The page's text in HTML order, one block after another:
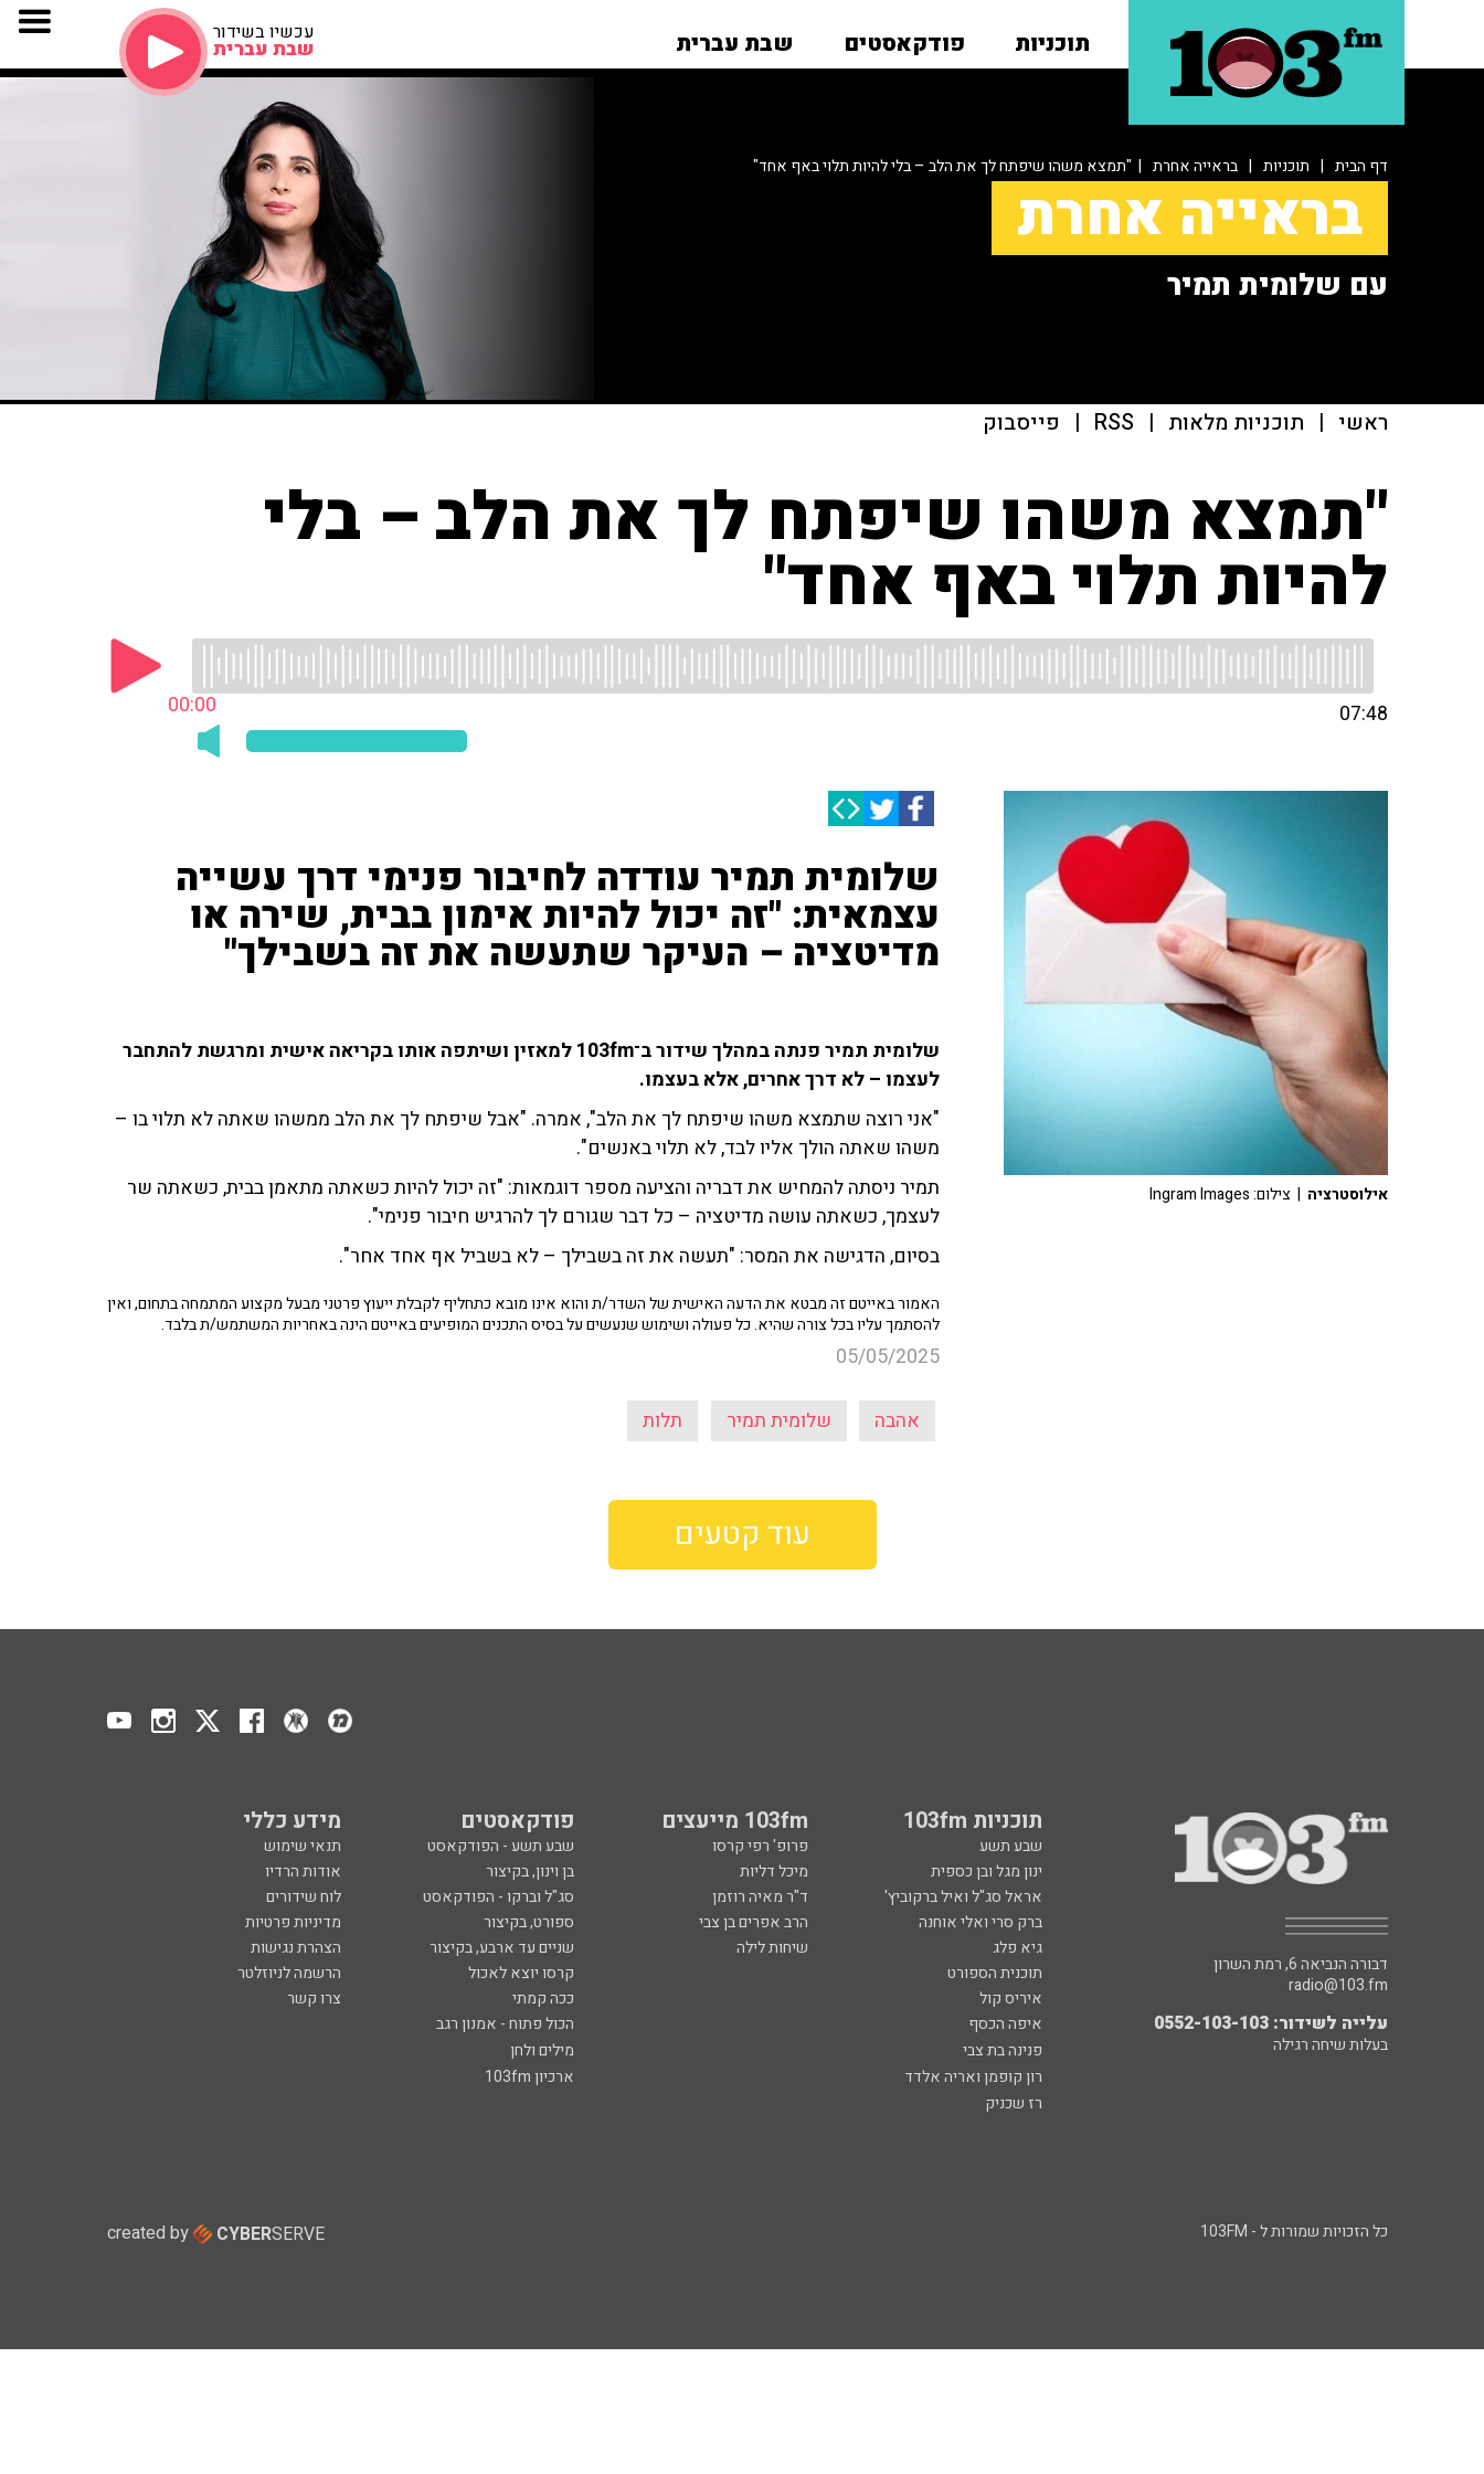
תוכניות פודקאסטים שבת עברית עכשיו בשידור
שבת עברית
דף הבית | תוכניות | בראייה אחרת | "תמצא משהו שיפתח לך את הלב – בלי להיות תלוי באף אחד"
בראייה אחרת
עם שלומית תמיר
ראשי | תוכניות מלאות |
RSS
| פייסבוק
"תמצא משהו שיפתח לך את הלב – בלי
להיות תלוי באף אחד"
00:00 07:48
שלומית תמיר עודדה לחיבור פנימי דרך עשייה
עצמאית: "זה יכול להיות אימון בבית, שירה או
מדיטציה – העיקר שתעשה את זה בשבילך"
שלומית תמיר פנתה במהלך שידור ב־103fm למאזין ושיתפה אותו בקריאה אישית ומרגשת להתחבר
לעצמו – לא דרך אחרים, אלא בעצמו.
"אני רוצה שתמצא משהו שיפתח לך את הלב", אמרה. "אבל שיפתח לך את הלב ממשהו שאתה לא תלוי בו –
משהו שאתה הולך אליו לבד, לא תלוי באנשים".
תמיר ניסתה להמחיש את דבריה והציעה מספר דוגמאות: "זה יכול להיות כשאתה מתאמן בבית, כשאתה שר
לעצמך, כשאתה עושה מדיטציה – כל דבר שגורם לך להרגיש חיבור פנימי".
בסיום, הדגישה את המסר: "תעשה את זה בשבילך – לא בשביל אף אחד אחר".
האמור באייטם זה מבטא את הדעה האישית של השדר/ת והוא אינו מובא כתחליף לקבלת ייעוץ פרטני מבעל מקצוע המתמחה בתחום, ואין
להסתמך עליו בכל צורה שהיא. כל פעולה ושימוש שנעשים על בסיס התכנים המופיעים באייטם הינה באחריות המשתמש/ת בלבד.
05/05/2025
אהבה שלומית תמיר תלות
אילוסטרציה | צילום: Ingram Images
עוד קטעים
תוכניות 103fm 103fm מייעצים פודקאסטים מידע כללי
שבע תשע פרופ' רפי קרסו שבע תשע - הפודקאסט
תנאי שימוש
ינון מגל ובן כספית
מיכל דליות בן וינון, בקיצור
אודות הרדיו
אראל סג"ל ואיל ברקוביץ'
ד"ר מאיה רוזמן סג"ל וברקו - הפודקאסט
לוח שידורים
ברק סרי ואלי אוחנה
הרב אפרים בן צבי ספורט, בקיצור
מדיניות פרטיות
גיא פלג
שיחות לילה שניים עד ארבע, בקיצור
הצהרת נגישות
תוכנית הספורט
קרסו יוצא לאכול
הרשמה לניוזלטר
איריס קול
ככה קמתי
צרו קשר
איפה הכסף
הכול פתוח - אמנון רגב
פנינה בת צבי
מילים ולחן
רון קופמן ואריה אלדד
ארכיון 103fm
רז שכניק
דבורה הנביאה 6, רמת השרון
radio@103.fm
עלייה לשידור: 0552-103-103
בעלות שיחה רגילה
כל הזכויות שמורות ל - 103FM created by CYBERSERVE